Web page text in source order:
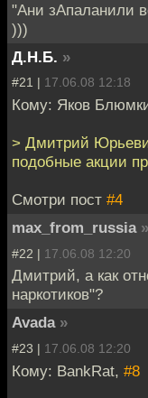
"Ани зАпаланили
)))
Д.Н.Б. »
#21 | 17.06.08 12:18
Кому: Яков
> Дмитрий
подобные акции
Смотри пост #4
max_from_russia »
#22 | 17.06.08 12:20
Дмитрий, а как
наркотиков"?
Avada »
#23 | 17.06.08 12:20
Кому: BankRat, #8